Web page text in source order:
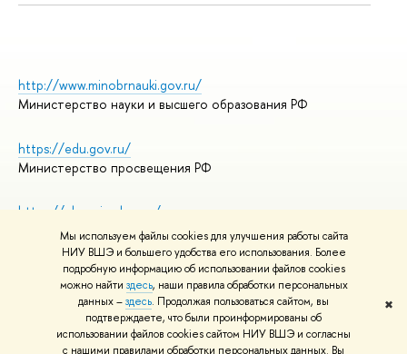
Мы используем файлы cookies для улучшения работы сайта
НИУ ВШЭ и большего удобства его использования. Более
подробную информацию об использовании файлов cookies
можно найти здесь, наши правила обработки персональных
данных –здесь. Продолжая пользоваться сайтом, вы
подтверждаете, что были проинформированы об
использовании файлов cookies сайтом НИУ ВШЭ и согласны
с нашими правилами обработки персональных данных. Вы
✖
http://www.minobrnauki.gov.ru/
Министерство науки и высшего образования РФ
https://edu.gov.ru/
Министерство просвещения РФ
https://elearning.hse.ru/mooc
Массовые открытые онлайн-курсы
© НИУ ВШЭ 1993–2026
Адреса и контакты
Условия использования материалов
Политика конфиденциальности
Правила применения рекомендательных технологий в НИУ ВШЭ